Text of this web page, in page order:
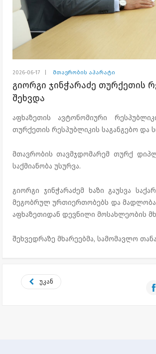
2026-06-17| მთავრობის აპარატი
გიორგი ჯინჭარაძე თურქეთის
შეხვდა
აფხაზეთის ავტონომიური
თურქეთის რესპუბლიკის საგანგებო
მთავრობის თავმჯდომარემ თურქ
საქმიანობა უსურვა.
გიორგი ჯინჭარაძემ ხაზი გაუსვა
მეგობრულ ურთიერთობებს და მადლობა
აფხაზეთიდან დევნილი მოსახლეობის
შეხვედრაზე მხარეებმა, სამომავლო
უკან